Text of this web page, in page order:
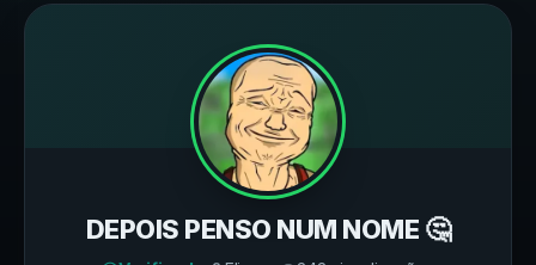
DEPOIS PENSO NUM NOME 🤔